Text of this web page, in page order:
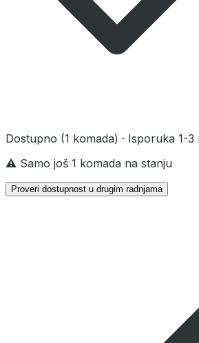
Dostupno (1 komada) · Isporuka 1-3
⚠️ Samo još 1 komada na stanju
Proveri dostupnost u drugim radnjama